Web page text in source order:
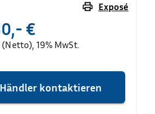
Exposé
€
19% MwSt.
Händler kontaktieren